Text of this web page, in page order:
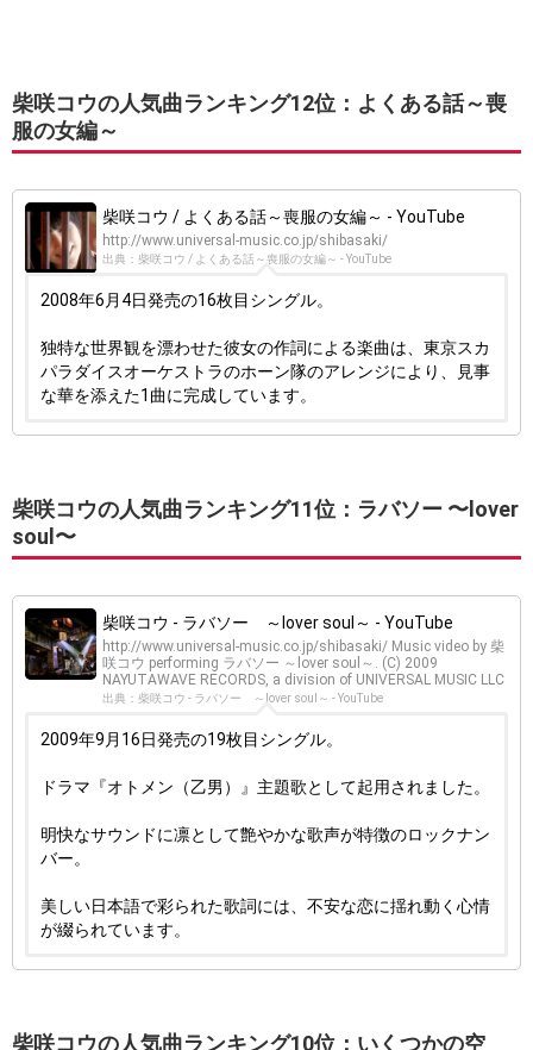
柴咲コウの人気曲ランキング12位：よくある話～喪
服の女編～
柴咲コウ / よくある話～喪服の女編～ - YouTube
http://www.universal-music.co.jp/shibasaki/
出典：柴咲コウ / よくある話～喪服の女編～ - YouTube
2008年6月4日発売の16枚目シングル。
独特な世界観を漂わせた彼女の作詞による楽曲は、東京スカ
パラダイスオーケストラのホーン隊のアレンジにより、見事
な華を添えた1曲に完成しています。
柴咲コウの人気曲ランキング11位：ラバソー 〜lover
soul〜
柴咲コウ - ラバソー ～lover soul～ - YouTube
http://www.universal-music.co.jp/shibasaki/ Music video by 柴
咲コウ performing ラバソー ～lover soul～. (C) 2009
NAYUTAWAVE RECORDS, a division of UNIVERSAL MUSIC LLC
出典：柴咲コウ - ラバソー ～lover soul～ - YouTube
2009年9月16日発売の19枚目シングル。
ドラマ『オトメン（乙男）』主題歌として起用されました。
明快なサウンドに凛として艶やかな歌声が特徴のロックナン
バー。
美しい日本語で彩られた歌詞には、不安な恋に揺れ動く心情
が綴られています。
柴咲コウの人気曲ランキング10位：いくつかの空